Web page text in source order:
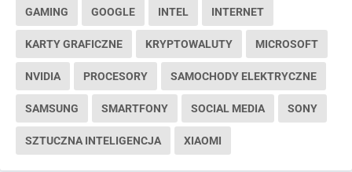
GAMING GOOGLE INTEL INTERNET
KARTY GRAFICZNE KRYPTOWALUTY MICROSOFT
NVIDIA PROCESORY SAMOCHODY ELEKTRYCZNE
SAMSUNG SMARTFONY SOCIAL MEDIA SONY
SZTUCZNA INTELIGENCJA XIAOMI